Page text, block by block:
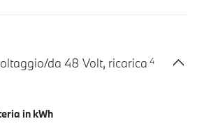
da 48 Volt, ricarica 4
in kWh